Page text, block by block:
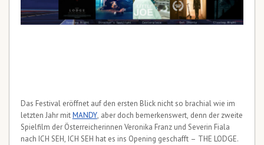
Das Festival eröffnet auf den ersten Blick nicht so brachial wie im
letzten Jahr mitMANDY, aber doch bemerkenswert, denn der zweite
Spielfilm der Österreicherinnen Veronika Franz und Severin Fiala
nach ICH SEH, ICH SEH hat es ins Opening geschafft – THE LODGE.